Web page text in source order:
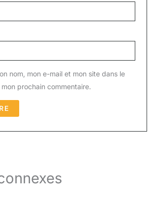
nom, mon e-mail et mon site dans le
prochain commentaire.